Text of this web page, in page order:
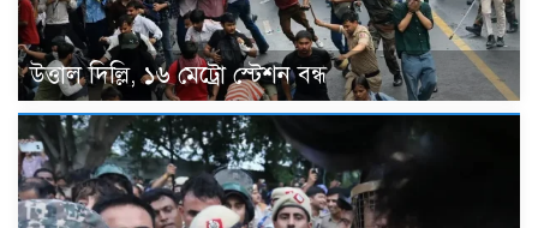
উত্তাল দিল্লি, ১৬ মেট্রো স্টেশন বন্ধ